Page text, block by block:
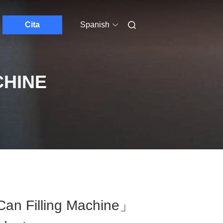
Cita Spanish
Filling Machine」